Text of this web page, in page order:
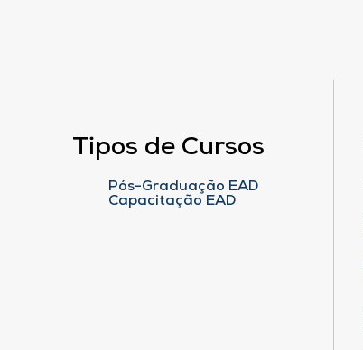
Tipos de Cursos
Pós-Graduação EAD
Capacitação EAD